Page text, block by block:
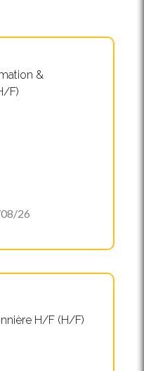
&
F)
08/26
H/F (H/F)